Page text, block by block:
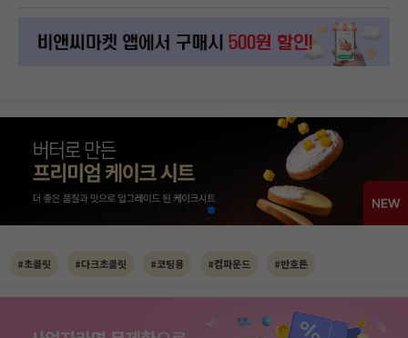
#초콜릿 #다크초콜릿 #코팅용 #컴파운드 #반호튼